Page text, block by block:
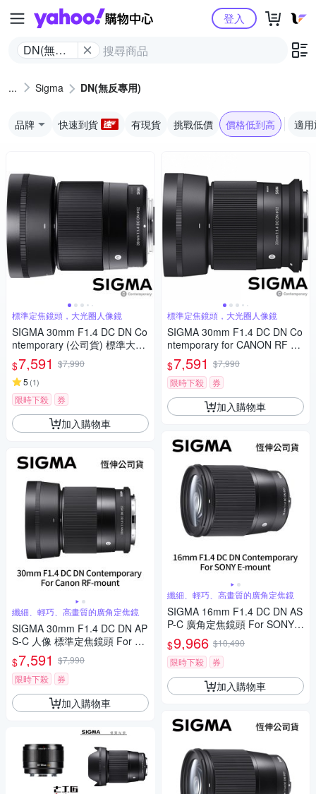
Yahoo購物中心
DN(無反
登入
Sigma DN(無反專用)
品牌 快速到貨 有現貨 挑戰低價 價格低到高 適
標準定焦鏡頭，大光圈人像鏡
SIGMA 30mm F1.4 DC DN Co
ntemporary (公司貨) 標準大光
圈定焦鏡頭 人像鏡 APS-C 無反
微單眼專用鏡頭
$7,591 $7,990
5 (1)
限時下殺 券
加入購物車
纖細、輕巧、高畫質的廣角定焦鏡
SIGMA 30mm F1.4 DC DN AP
S-C 人像 標準定焦鏡頭 For Ca
non RF-mount (公司貨)
$7,591 $7,990
限時下殺
券
加入購物車
標準定焦鏡頭，大光圈人像鏡
SIGMA 30mm F1.4 DC DN Co
ntemporary for CANON RF 接
環 (公司貨) 標準大光圈定焦鏡
人像鏡 APS-C 無反微單眼專用
鏡頭
$7,591 $7,990
限時下殺
券
加入購物車
纖細、輕巧、高畫質的廣角定焦鏡
SIGMA 16mm F1.4 DC DN AS
P-C 廣角定焦鏡頭 For SONY E
-mount (公司貨)
$9,966 $10,490
限時下殺
券
加入購物車